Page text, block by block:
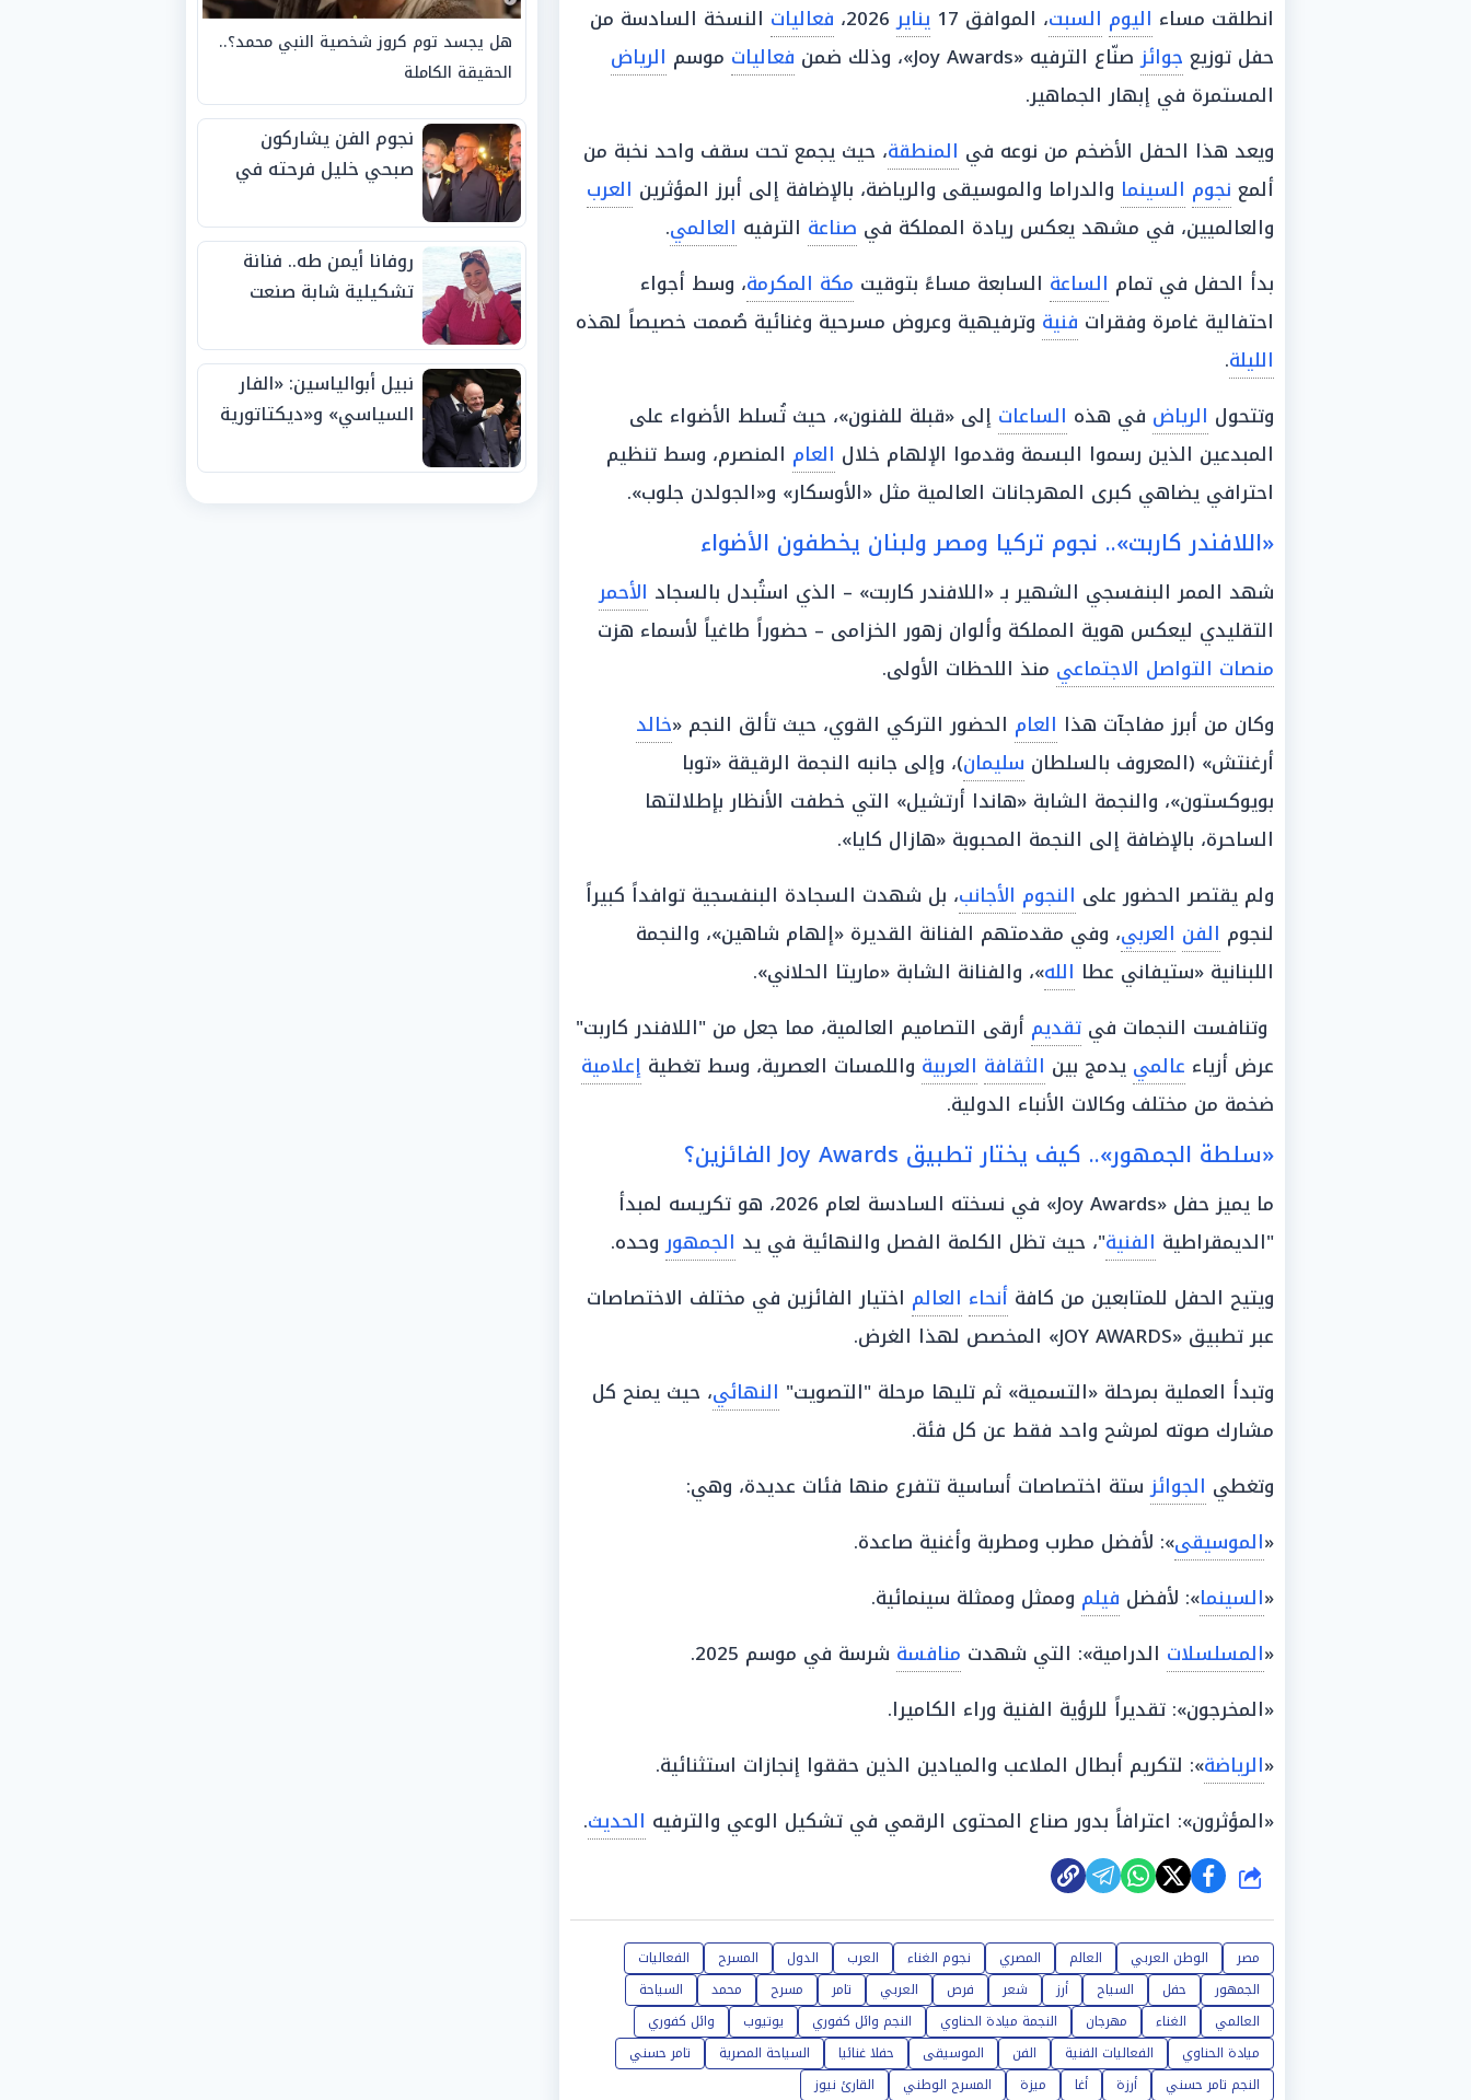
انطلقت مساء اليوم السبت، الموافق 17 يناير2026، فعاليات النسخة السادسة من
حفل توزيع جوائزصنّاع الترفيه «Joy Awards»، وذلك ضمن فعاليات موسم الرياض
المستمرة في إبهار الجماهير.
ويعد هذا الحفل الأضخم من نوعه في المنطقة، حيث يجمع تحت سقف واحد نخبة من
ألمع نجوم السينما والدراما والموسيقى والرياضة، بالإضافة إلى أبرز المؤثرين العرب
والعالميين، في مشهد يعكس ريادة المملكة في صناعة الترفيه العالمي.
بدأ الحفل في تمام الساعة السابعة مساءً بتوقيت مكة المكرمة، وسط أجواء
احتفالية غامرة وفقرات فنية وترفيهية وعروض مسرحية وغنائية صُممت خصيصاً لهذه
الليلة.
وتتحول الرياض في هذه الساعات إلى «قبلة للفنون»، حيث تُسلط الأضواء على
المبدعين الذين رسموا البسمة وقدموا الإلهام خلال العام المنصرم، وسط تنظيم
احترافي يضاهي كبرى المهرجانات العالمية مثل «الأوسكار» و«الجولدن جلوب».
«اللافندر كاربت».. نجوم تركيا ومصر ولبنان يخطفون الأضواء
شهد الممر البنفسجي الشهير بـ «اللافندر كاربت» – الذي استُبدل بالسجاد الأحمر
التقليدي ليعكس هوية المملكة وألوان زهور الخزامى – حضوراً طاغياً لأسماء هزت
منصات التواصل الاجتماعي منذ اللحظات الأولى.
وكان من أبرز مفاجآت هذا العام الحضور التركي القوي، حيث تألق النجم «خالد
أرغنتش» (المعروف بالسلطان سليمان)، وإلى جانبه النجمة الرقيقة «توبا
بويوكستون»، والنجمة الشابة «هاندا أرتشيل» التي خطفت الأنظار بإطلالتها
الساحرة، بالإضافة إلى النجمة المحبوبة «هازال كايا».
ولم يقتصر الحضور على النجوم الأجانب، بل شهدت السجادة البنفسجية توافداً كبيراً
لنجوم الفن العربي، وفي مقدمتهم الفنانة القديرة «إلهام شاهين»، والنجمة
اللبنانية «ستيفاني عطا الله»، والفنانة الشابة «ماريتا الحلاني».
وتنافست النجمات في تقديم أرقى التصاميم العالمية، مما جعل من "اللافندر كاربت"
عرض أزياء عالمي يدمج بين الثقافة العربية واللمسات العصرية، وسط تغطية إعلامية
ضخمة من مختلف وكالات الأنباء الدولية.
«سلطة الجمهور».. كيف يختار تطبيق Joy Awards الفائزين؟
ما يميز حفل «Joy Awards» في نسخته السادسة لعام 2026، هو تكريسه لمبدأ
"الديمقراطية الفنية"، حيث تظل الكلمة الفصل والنهائية في يد الجمهوروحده.
ويتيح الحفل للمتابعين من كافة أنحاء العالم اختيار الفائزين في مختلف الاختصاصات
عبر تطبيق «JOY AWARDS» المخصص لهذا الغرض.
وتبدأ العملية بمرحلة «التسمية» ثم تليها مرحلة "التصويت" النهائي، حيث يمنح كل
مشارك صوته لمرشح واحد فقط عن كل فئة.
وتغطي الجوائزستة اختصاصات أساسية تتفرع منها فئات عديدة، وهي:
«الموسيقى»: لأفضل مطرب ومطربة وأغنية صاعدة.
«السينما»: لأفضل فيلم وممثل وممثلة سينمائية.
«المسلسلات الدرامية»: التي شهدت منافسة شرسة في موسم 2025.
«المخرجون»: تقديراً للرؤية الفنية وراء الكاميرا.
«الرياضة»: لتكريم أبطال الملاعب والميادين الذين حققوا إنجازات استثنائية.
«المؤثرون»: اعترافاً بدور صناع المحتوى الرقمي في تشكيل الوعي والترفيه الحديث.
شارك
مصر الوطن العربي العالم المصري نجوم الغناء العرب الدول المسرح
الفعاليات
الجمهور
حفل السياح أرز شعر فرص العربي تامر مسرح محمد
السياحة
العالمي
الغناء مهرجان النجمة ميادة الحناوي النجم وائل كفوري يوتيوب
وائل كفوري
ميادة الحناوي
الفعاليات الفنية الفن الموسيقى حفلا غنائيا السياحة المصرية
تامر حسني
النجم تامر حسني
أرزة أغا ميزة المسرح الوطني القارئ نيوز
هل يجسد توم كروز شخصية النبي محمد؟..
الحقيقة الكاملة
نجوم الفن يشاركون
صبحي خليل فرحته في
روفانا أيمن طه.. فنانة
تشكيلية شابة صنعت
الجوائز منذ الصغر
نبيل أبوالياسين: «الفار
السياسي» و«ديكتاتورية
الفيفا».. وإقالة